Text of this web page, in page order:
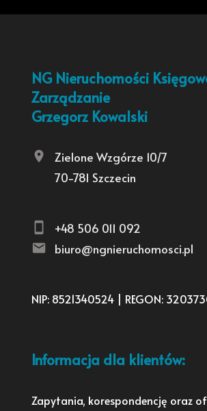
NG Nieruchomości
Zarządzanie
Grzegorz Kowalski
Zielone Wzgórze 10/7
70-781 Szczecin
+48 506 011 092
biuro@ngnieruchomosci.pl
NIP: 8521340524 | REGON:
Informacja dla klientów:
Zapytania, korespondencję oraz